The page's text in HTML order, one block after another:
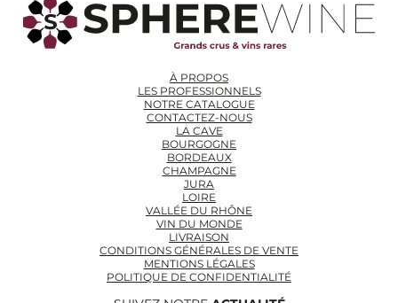
À PROPOS
LES PROFESSIONNELS
NOTRE CATALOGUE
CONTACTEZ-NOUS
LA CAVE
BOURGOGNE
BORDEAUX
CHAMPAGNE
JURA
LOIRE
VALLÉE DU RHÔNE
VIN DU MONDE
LIVRAISON
CONDITIONS GÉNÉRALES DE VENTE
MENTIONS LÉGALES
POLITIQUE DE CONFIDENTIALITÉ